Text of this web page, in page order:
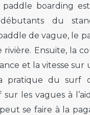
boarding
du
de vague, le
Ensuite, la
et la vitesse
pratique du surf
les vagues à
se faire à la